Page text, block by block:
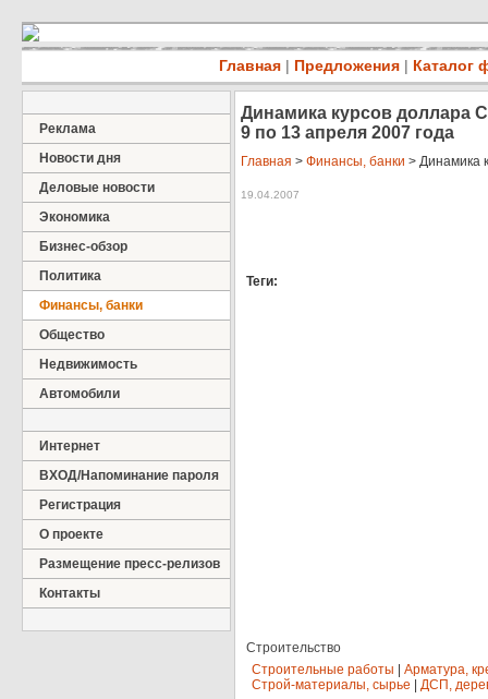
Главная | Предложения | Каталог
Реклама
Новости дня
Деловые новости
Экономика
Бизнес-обзор
Политика
Финансы, банки
Общество
Недвижимость
Автомобили
Интернет
ВХОД/Напоминание пароля
Регистрация
О проекте
Размещение пресс-релизов
Контакты
Динамика курсов доллара
9 по 13 апреля 2007 года
Главная > Финансы, банки > Динамика
19.04.2007
Теги:
Строительство
Строительные работы
Арматура,
Строй-материалы, сырье
ДСП,